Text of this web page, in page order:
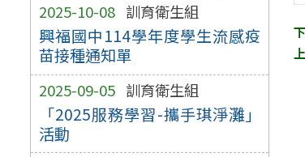
2025-10-08 訓育衛生組
興福國中114學年度學生流感疫
苗接種通知單
2025-09-05 訓育衛生組
「2025服務學習-攜手琪淨灘」
活動